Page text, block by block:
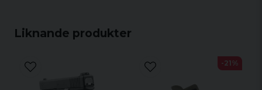
Liknande produkter
-21%